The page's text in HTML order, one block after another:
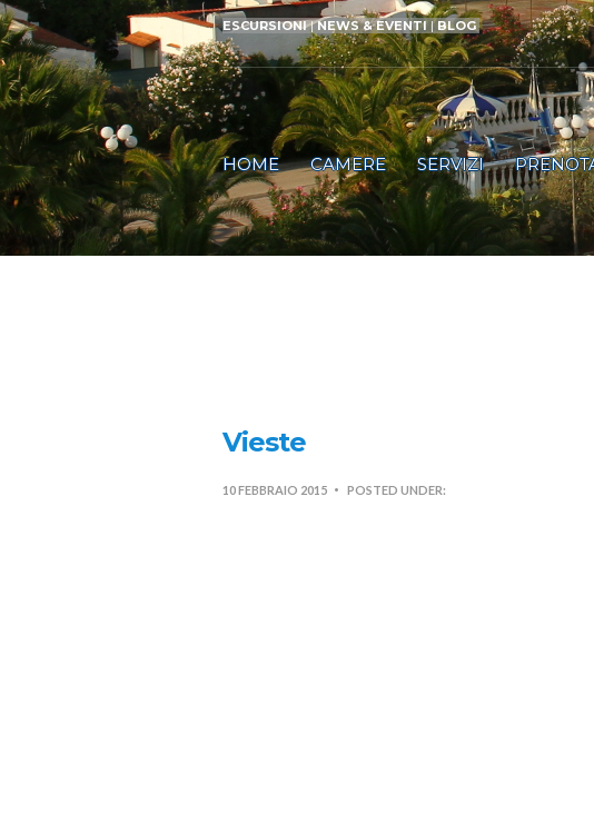
ESCURSIONI|NEWS & EVENTI| BLOG
HOME CAMERE SERVIZI
Vieste
10 FEBBRAIO 2015 POSTED UNDER: